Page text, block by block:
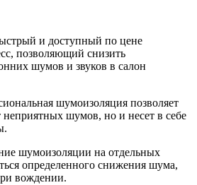
и доступный по цене
позволяющий снизить
шумов и звуков в салон
шумоизоляция позволяет
неприятных шумов, но и несет в себе
шумоизоляции на отдельных
определенного снижения шума,
вождении.